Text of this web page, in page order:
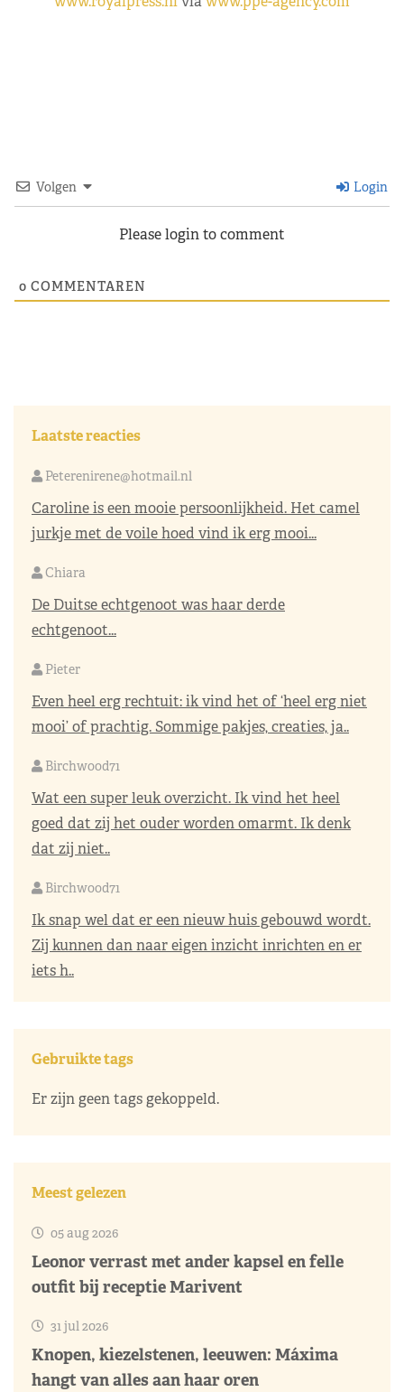
Volgen Login
Please login to comment
0 COMMENTAREN
Laatste reacties
Peterenirene@hotmail.nl
Caroline is een mooie persoonlijkheid. Het camel
jurkje met de voile hoed vind ik erg mooi...
Chiara
De Duitse echtgenoot was haar derde
echtgenoot...
Pieter
Even heel erg rechtuit: ik vind het of ‘heel erg niet
mooi’ of prachtig. Sommige pakjes, creaties, ja..
Birchwood71
Wat een super leuk overzicht. Ik vind het heel
goed dat zij het ouder worden omarmt. Ik denk
dat zij niet..
Birchwood71
Ik snap wel dat er een nieuw huis gebouwd wordt.
Zij kunnen dan naar eigen inzicht inrichten en er
iets h..
Gebruikte tags
Er zijn geen tags gekoppeld.
Meest gelezen
05 aug 2026
Leonor verrast met ander kapsel en felle
outfit bij receptie Marivent
31 jul 2026
Knopen, kiezelstenen, leeuwen: Máxima
hangt van alles aan haar oren